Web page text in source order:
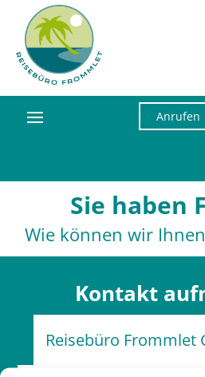
Anrufen
Sie haben
Wie können wir
Kontakt
Reisebüro Frommlet